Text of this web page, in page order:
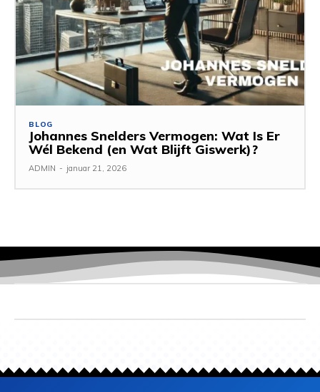
BLOG
Johannes Snelders Vermogen: Wat Is Er
Wél Bekend (en Wat Blijft Giswerk)?
ADMIN - januar 21, 2026